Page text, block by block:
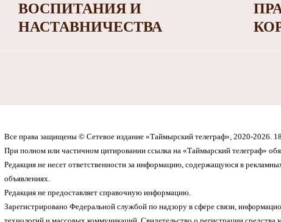
ВОСПИТАНИЯ И
НАСТАВНИЧЕСТВА
Все права защищены © Сетевое издание «Таймырский телеграф», 2020-2026.
При полном или частичном цитировании ссылка на «Таймырский телеграф»
Редакция не несет ответственности за информацию, содержащуюся в
объявлениях.
Редакция не предоставляет справочную информацию.
Зарегистрировано Федеральной службой по надзору в сфере связи,